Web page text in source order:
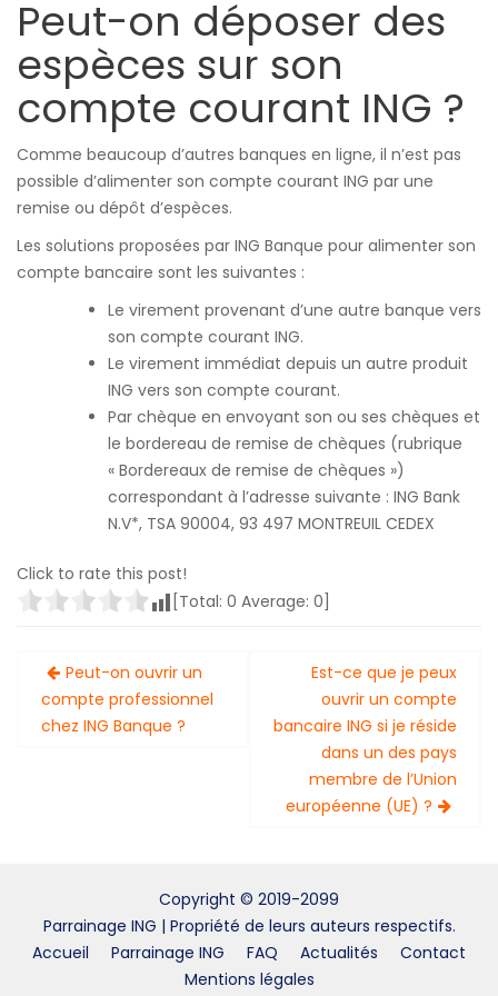
Peut-on déposer des
espèces sur son
compte courant ING ?
Comme beaucoup d’autres banques en ligne, il n’est pas
possible d’alimenter son compte courant ING par une
remise ou dépôt d’espèces.
Les solutions proposées par ING Banque pour alimenter son
compte bancaire sont les suivantes :
Le virement provenant d’une autre banque vers
son compte courant ING.
Le virement immédiat depuis un autre produit
ING vers son compte courant.
Par chèque en envoyant son ou ses chèques et
le bordereau de remise de chèques (rubrique
« Bordereaux de remise de chèques »)
correspondant à l’adresse suivante : ING Bank
N.V*, TSA 90004, 93 497 MONTREUIL CEDEX
Click to rate this post!
[Total: 0 Average: 0
Navigation
de
l’article
Peut-on ouvrir un
compte professionnel
chez ING Banque ?
Est-ce que je peux
ouvrir un compte
bancaire ING si je réside
dans un des pays
membre de l’Union
européenne (UE) ?
Copyright © 2019-2099
Parrainage ING | Propriété de leurs auteurs respectifs.
Accueil
Parrainage ING FAQ Actualités
Contact
Mentions légales